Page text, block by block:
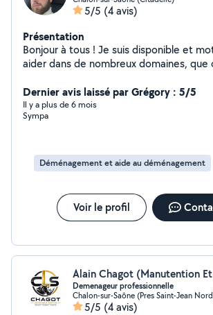
5/5 (4 avis)
Présentation
Bonjour à tous ! Je suis disponible et motivé pour vous
aider dans de nombreux domaines, que
même pour prêter/louer du matériel. Voici quelques
exemples de ce que je peux faire pour vous :
travaux et réparations Montage de meubles Débarras,
location d'outils / appareils Je suis sérieux, ponctuel et
toujours prêt à rendre service. N'hésitez
dernière minute ! Intervention rapide dans Chalon et
alentours. Réponse rapide garantie ! À très bientôt sur
Dernier avis laissé par Grégory : 5/5
Il y a plus de 6 mois
Sympa
Déménagement et aide au déménagement
Voir le profil
Alain Chagot (Manutention
Demenageur professionnelle
Chalon-sur-Saône (Pres Saint-Jean
5/5 (4 avis)